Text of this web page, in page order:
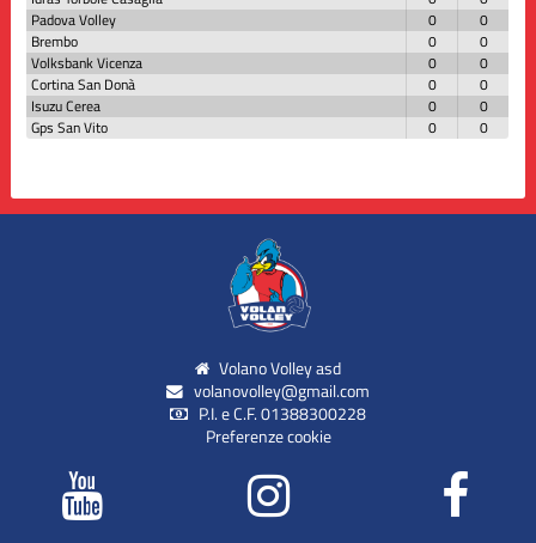
Padova Volley
0
0
Brembo
0
0
Volksbank Vicenza
0
0
Cortina San Donà
0
0
Isuzu Cerea
0
0
Gps San Vito
0 0
Volano Volley asd
volanovolley@gmail.com
P.I. e C.F. 01388300228
Preferenze cookie